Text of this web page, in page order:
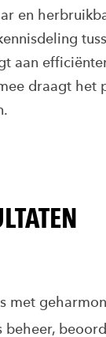
en
aan
draagt
met